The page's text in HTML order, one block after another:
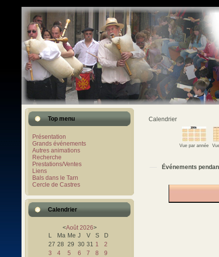
Top menu
Présentation
Grands événements
Autres animations
Recherche
Prestations/Ventes
Liens
Bals dans le Tarn
Cercle de Castres
Calendrier
<Août 2026>
L
Ma Me J V S
D
27 28 29 30 31 1
2
3
4 5 6 7 8
9
Calendrier
Vue par année
Événements